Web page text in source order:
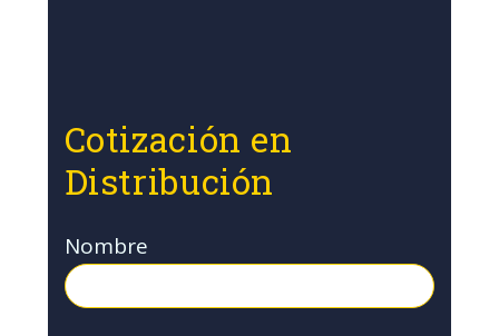
Cotización en
Distribución
Nombre